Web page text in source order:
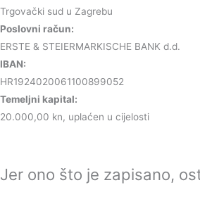
Trgovački sud u Zagrebu
Poslovni račun:
ERSTE & STEIERMARKISCHE BANK d.d.
IBAN:
HR1924020061100899052
Temeljni kapital:
20.000,00 kn, uplaćen u cijelosti
Jer ono što je zapisano,